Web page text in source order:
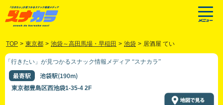
TOP > 東京都 > 池袋～高田馬場・早稲田 > 池袋 > 居酒屋 てい
「行きたい」が見つかるスナック情報メディア “スナカラ”
最寄駅 池袋駅(190m)
東京都豊島区西池袋1-35-4 2F